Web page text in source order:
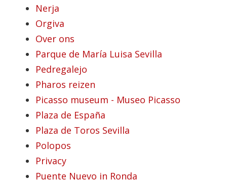
Nerja
Orgiva
Over ons
Parque de María Luisa Sevilla
Pedregalejo
Pharos reizen
Picasso museum - Museo Picasso
Plaza de España
Plaza de Toros Sevilla
Polopos
Privacy
Puente Nuevo in Ronda